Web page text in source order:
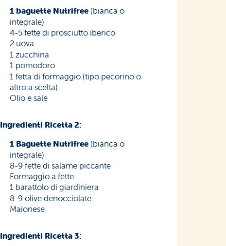
1 baguette Nutrifree (bianca o
integrale)
4-5 fette di prosciutto iberico
2 uova
1 zucchina
1 pomodoro
1 fetta di formaggio (tipo pecorino o
altro a scelta)
Olio e sale
Ingredienti Ricetta 2:
1 Baguette Nutrifree (bianca o
integrale)
8-9 fette di salame piccante
Formaggio a fette
1 barattolo di giardiniera
8-9 olive denocciolate
Maionese
Ingredienti Ricetta 3: